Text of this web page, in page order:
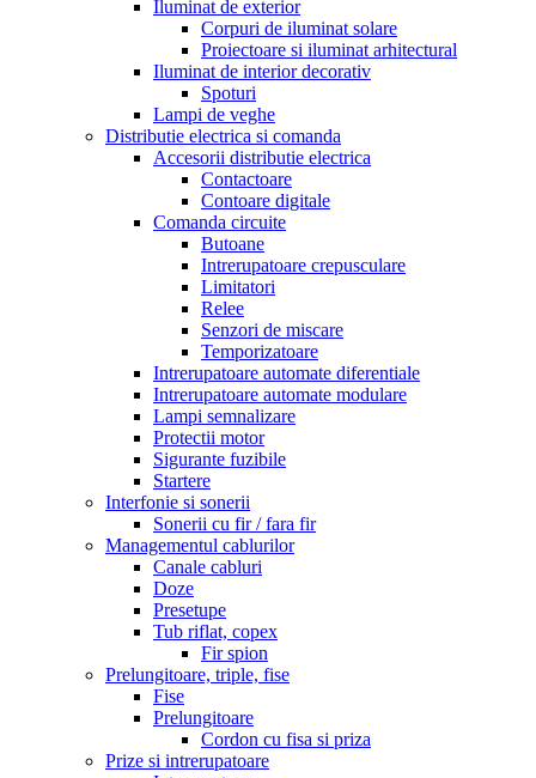
Iluminat de exterior
Corpuri de iluminat solare
Proiectoare si iluminat arhitectural
Iluminat de interior decorativ
Spoturi
Lampi de veghe
Distributie electrica si comanda
Accesorii distributie electrica
Contactoare
Contoare digitale
Comanda circuite
Butoane
Intrerupatoare crepusculare
Limitatori
Relee
Senzori de miscare
Temporizatoare
Intrerupatoare automate diferentiale
Intrerupatoare automate modulare
Lampi semnalizare
Protectii motor
Sigurante fuzibile
Startere
Interfonie si sonerii
Sonerii cu fir / fara fir
Managementul cablurilor
Canale cabluri
Doze
Presetupe
Tub riflat, copex
Fir spion
Prelungitoare, triple, fise
Fise
Prelungitoare
Cordon cu fisa si priza
Prize si intrerupatoare